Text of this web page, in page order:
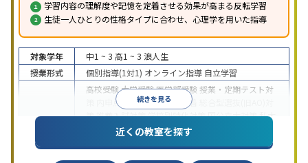
学習内容の理解度や記憶を定着させる効果が高まる反転学習
生徒一人ひとりの性格タイプに合わせ、心理学を用いた指導
続きを見る
対象学年 中1 ~ 3 高1 ~ 3 浪人生
授業形式
個別指導(1対1) オンライン指導 自立学習
高校受験大学受験医学部受験 授業・定期テスト対
内申点対策学習習慣の定着
策推薦入試対策学校別特化対策国公立大対策私大
共通テスト対策英検(英語検定)対策
その
近くの教室を探す